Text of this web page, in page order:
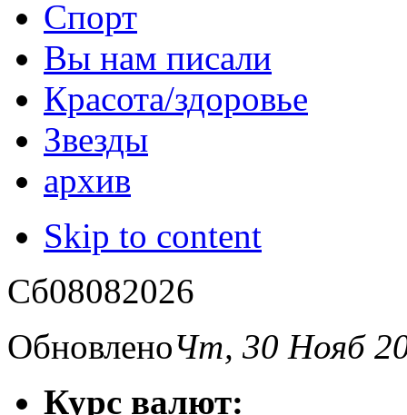
Спорт
Вы нам писали
Красота/здоровье
Звезды
архив
Skip to content
Сб08082026
ОбновленоЧт, 30 Нояб
Курс валют: